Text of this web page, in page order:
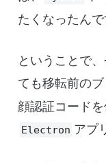
たくなったんで
ということで
ても移転前のブ
顔認証コード
Electron アプ